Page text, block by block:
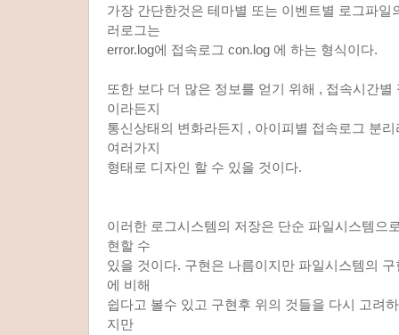
가장 간단한것은 테마별 또는 이벤트별 로그파일
러로그는
error.log에 접속로그 con.log 에 하는 형식이다.
또한 보다 더 많은 정보를 얻기 위해 , 접속시간
이라든지
통신상태의 변화라든지 , 아이피별 접속로그 분
여러가지
형태로 디자인 할 수 있을 것이다.
이러한 로그시스템의 저장은 단순 파일시스템으
현할 수
있을 것이다. 구현은 나름이지만 파일시스템의
에 비해
쉽다고 볼수 있고 구현후 위의 것들을 다시 고려
지만